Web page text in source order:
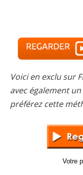
Voici en exclu sur
avec également
préférez cette
Votre